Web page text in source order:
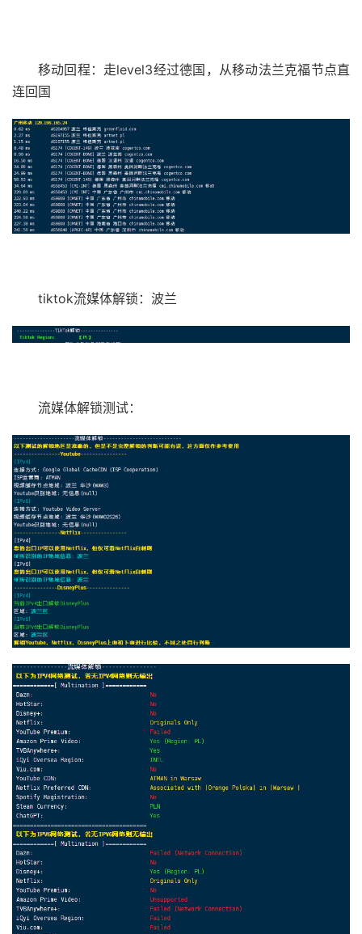
移动回程：走level3经过德国，从移动法兰克福节点直
连回国
tiktok流媒体解锁：波兰
流媒体解锁测试：